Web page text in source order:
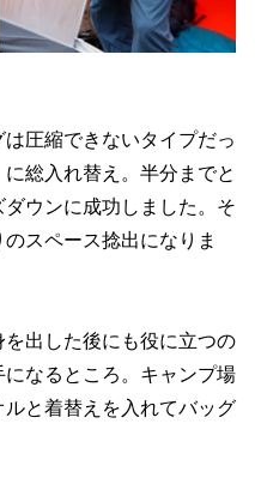
圧縮できないタイプだっ
総入れ替え。半分までと
ウンに成功しました。そ
スペース捻出になりま
出した後にも役に立つの
なるところ。キャンプ場
と着替えを入れてバッグ